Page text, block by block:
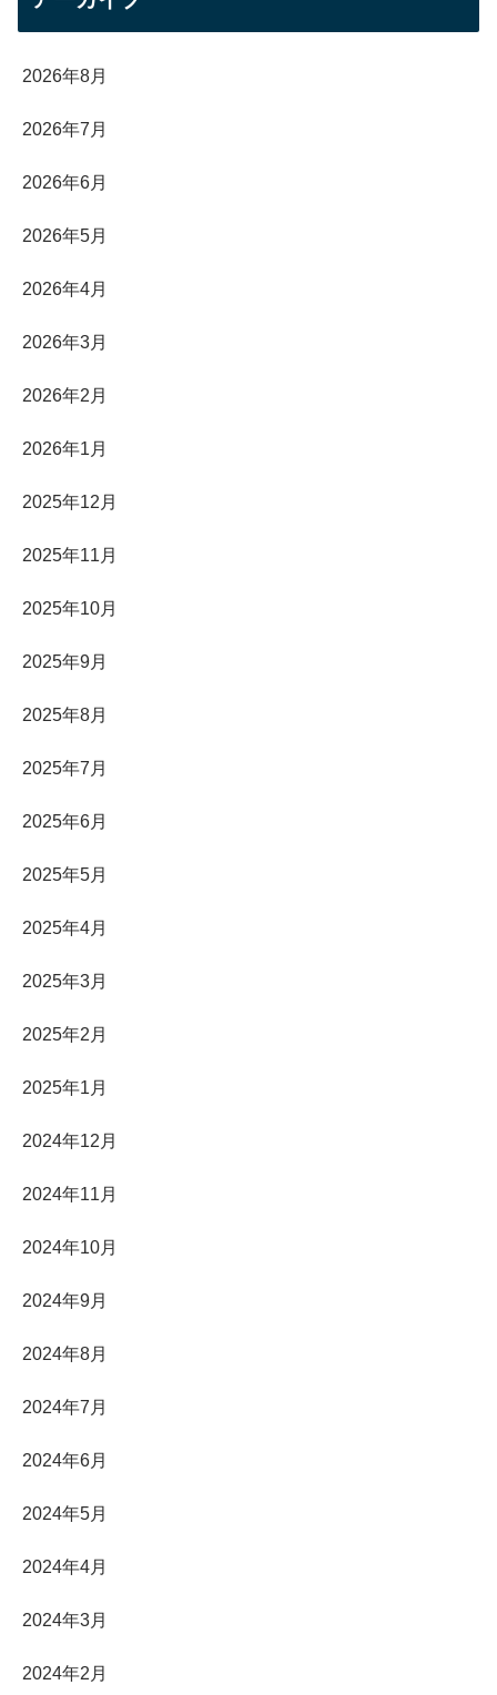
2026年8月
2026年7月
2026年6月
2026年5月
2026年4月
2026年3月
2026年2月
2026年1月
2025年12月
2025年11月
2025年10月
2025年9月
2025年8月
2025年7月
2025年6月
2025年5月
2025年4月
2025年3月
2025年2月
2025年1月
2024年12月
2024年11月
2024年10月
2024年9月
2024年8月
2024年7月
2024年6月
2024年5月
2024年4月
2024年3月
2024年2月